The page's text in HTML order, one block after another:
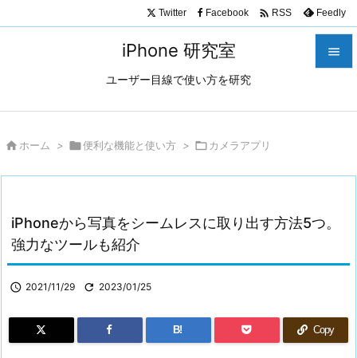
iPhone 研究室
ユーザー目線で使い方を研究

検索
Twitter Facebook  RSS Feedly
 ホーム > 便利な機能と使い方 >  カメラアプリ
iPhoneから写真をシームレスに取り出す方法5つ。
強力なツールも紹介
 2021/11/29  2023/01/25
B! Copy